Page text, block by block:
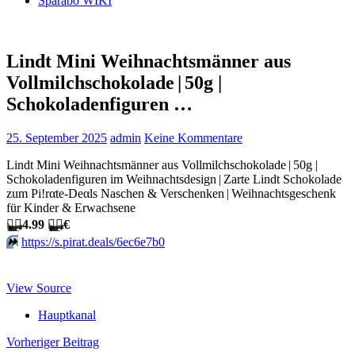
Lindt Mini Weihnachtsmänner aus
Vollmilchschokolade | 50g |
Schokoladenfiguren …
25. September 2025 admin Keine Kommentare
Lindt Mini Weihnachtsmänner aus Vollmilchschokolade | 50g |
Schokoladenfiguren im Weihnachtsdesign | Zarte Lindt Schokolade
zum Pi!rαtе-Dеαls Naschen & Verschenken | Weihnachtsgeschenk
für Kinder & Erwachsene
🏴‍☠️4.99 🏴‍☠️€
⏩️ https://s.pirat.deals/6ec6e7b0
View Source
Hauptkanal
Beitragsnavigation
Vorheriger Beitrag